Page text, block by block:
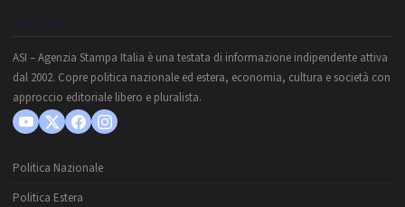
CHI SIAMO
ASI – Agenzia Stampa Italia è una testata di informazione indipendente attiva
dal 2002. Copre politica nazionale ed estera, economia, cultura e società con
approccio editoriale libero e pluralista.
Politica Nazionale
Politica Estera